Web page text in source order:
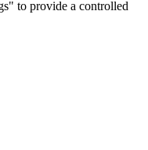
to provide a controlled